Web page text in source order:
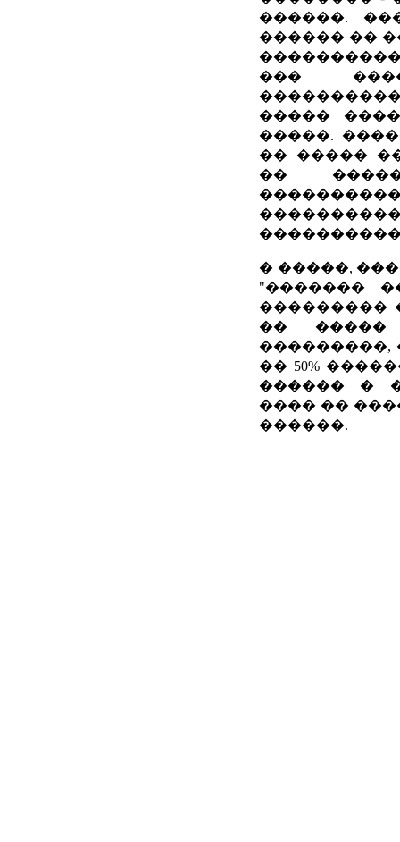
������.
������ ��
���
�����
�����.
�� �����
��
� �����,
"�������
���������
�� �����
���������,
�� 50%
������ �
���� ��
������.